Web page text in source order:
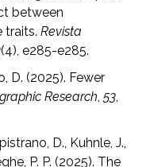
between
traits.Revista
(4), e285-e285.
D. (2025). Fewer
Research,53,
D., Kuhnle, J.,
P. P. (2025). The